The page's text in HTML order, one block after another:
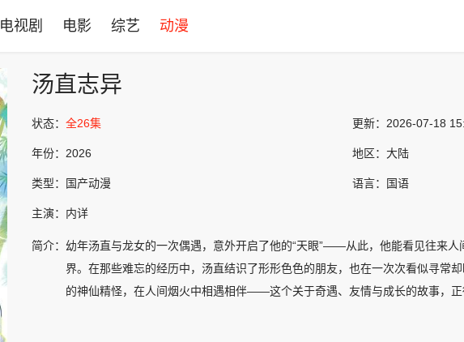
电视剧 电影 综艺 动漫
汤直志异
状态： 全26集 更新： 2026-07-18
年份： 2026 地区： 大陆
类型： 国产动漫 语言： 国语
主演： 内详
简介： 幼年汤直与龙女的一次偶遇，意外开启了他的“天眼”——从此，他能看见往来
界。在那些难忘的经历中，汤直结识了形形色色的朋友，也在一次次看似寻常
的神仙精怪，在人间烟火中相遇相伴——这个关于奇遇、友情与成长的故事，正